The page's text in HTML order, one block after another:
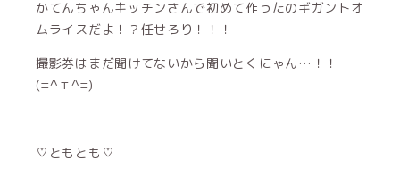
かてんちゃんキッチンさんで初めて作ったのギガントオ
ムライスだよ！？任せろり！！！
撮影券はまだ聞けてないから聞いとくにゃん…！！
(=^ェ^=)
♡ともとも♡